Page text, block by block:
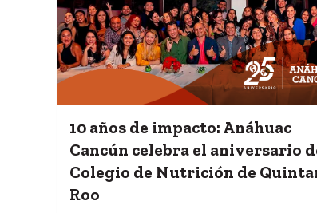
10 años de impacto: Anáhuac
Cancún celebra el aniversario
Colegio de Nutrición de
Roo